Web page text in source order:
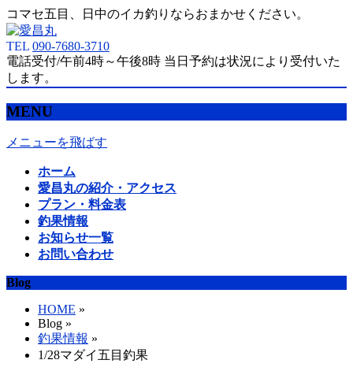
コマセ五目、日中のイカ釣りならおまかせください。
TEL 090-7680-3710
電話受付/午前4時～午後8時 当日予約は状況により受付いた
します。
MENU
メニューを飛ばす
ホーム
愛昌丸の紹介・アクセス
プラン・料金表
釣果情報
お知らせ一覧
お問い合わせ
Blog
HOME »
Blog »
釣果情報 »
1/28マダイ五目釣果